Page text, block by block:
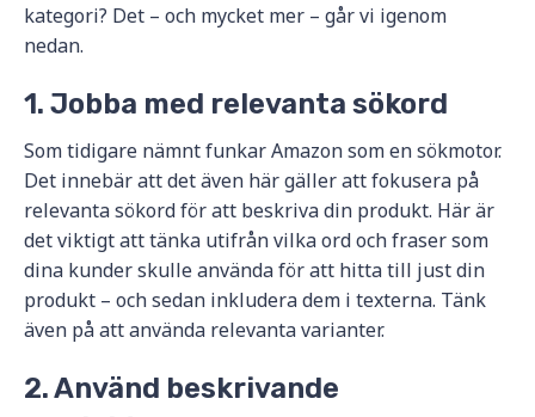
kategori? Det – och mycket mer – går vi igenom
nedan.
1. Jobba med relevanta sökord
Som tidigare nämnt funkar Amazon som en sökmotor.
Det innebär att det även här gäller att fokusera på
relevanta sökord för att beskriva din produkt. Här är
det viktigt att tänka utifrån vilka ord och fraser som
dina kunder skulle använda för att hitta till just din
produkt – och sedan inkludera dem i texterna. Tänk
även på att använda relevanta varianter.
2. Använd beskrivande